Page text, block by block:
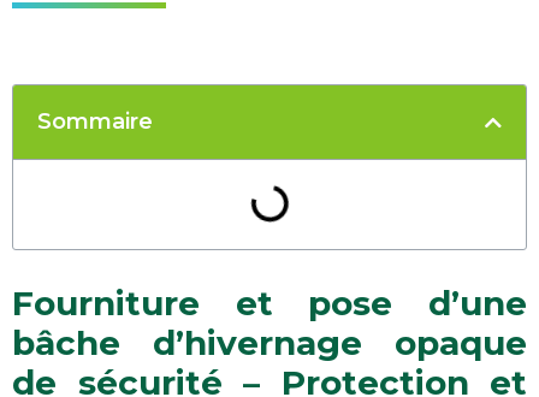
Sommaire
Fourniture et pose d’une
bâche d’hivernage opaque
de sécurité – Protection et